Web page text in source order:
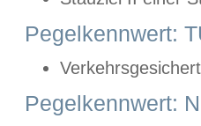
Pegelkennwert:
Pegelkennwert: